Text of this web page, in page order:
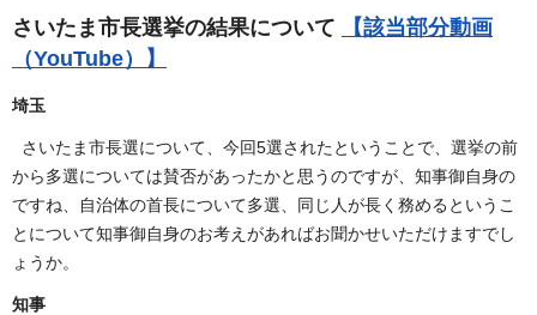
さいたま市長選挙の結果について
【該当部分動画
（YouTube）】
埼玉
さいたま市長選について、今回5選されたということで、選挙の前
から多選については賛否があったかと思うのですが、知事御自身の
ですね、自治体の首長について多選、同じ人が長く務めるというこ
とについて知事御自身のお考えがあればお聞かせいただけますでし
ょうか。
知事